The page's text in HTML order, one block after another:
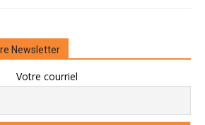
Newsletter
Votre courriel